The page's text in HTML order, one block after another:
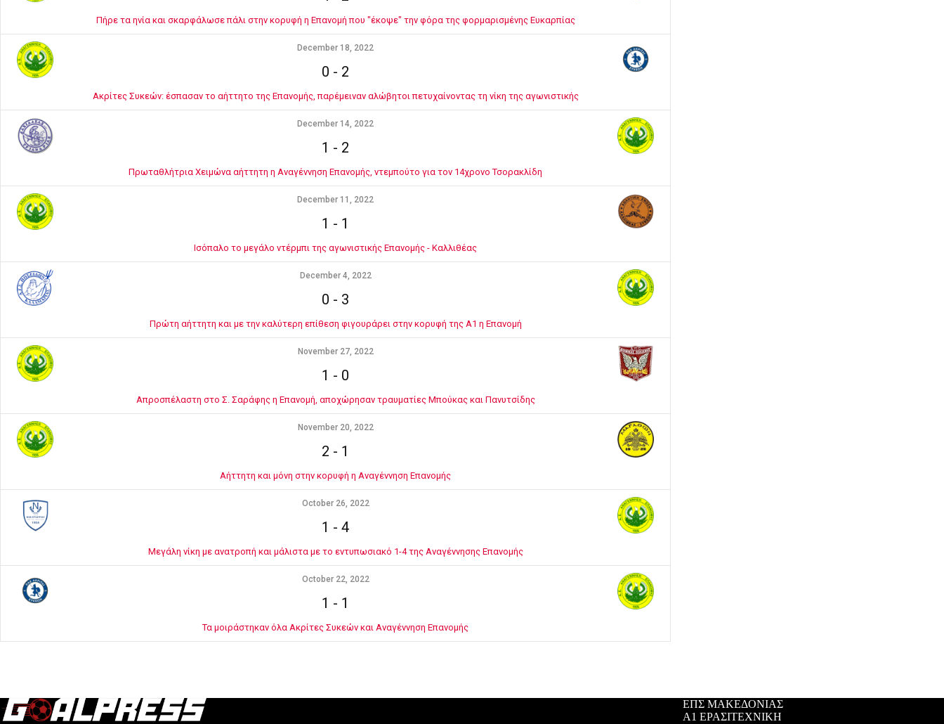
Πήρε τα ηνία και σκαρφάλωσε πάλι στην κορυφή η Επανομή που "έκοψε" την φόρα της φορμαρισμένης Ευκαρπίας
December 18, 2022
0 - 2
Ακρίτες Συκεών: έσπασαν το αήττητο της Επανομής, παρέμειναν αλώβητοι πετυχαίνοντας τη νίκη της αγωνιστικής
December 14, 2022
1 - 2
Πρωταθλήτρια Χειμώνα αήττητη η Αναγέννηση Επανομής, ντεμπούτο για τον 14χρονο Τσορακλίδη
December 11, 2022
1 - 1
Ισόπαλο το μεγάλο ντέρμπι της αγωνιστικής Επανομής - Καλλιθέας
December 4, 2022
0 - 3
Πρώτη αήττητη και με την καλύτερη επίθεση φιγουράρει στην κορυφή της Α1 η Επανομή
November 27, 2022
1 - 0
Απροσπέλαστη στο Σ. Σαράφης η Επανομή, αποχώρησαν τραυματίες Μπούκας και Πανυτσίδης
November 20, 2022
2 - 1
Αήττητη και μόνη στην κορυφή η Αναγέννηση Επανομής
October 26, 2022
1 - 4
Μεγάλη νίκη με ανατροπή και μάλιστα με το εντυπωσιακό 1-4 της Αναγέννησης Επανομής
October 22, 2022
1 - 1
Τα μοιράστηκαν όλα Ακρίτες Συκεών και Αναγέννηση Επανομής
ΕΠΣ ΜΑΚΕΔΟΝΙΑΣ
Α1 ΕΡΑΣΙΤΕΧΝΙΚΗ